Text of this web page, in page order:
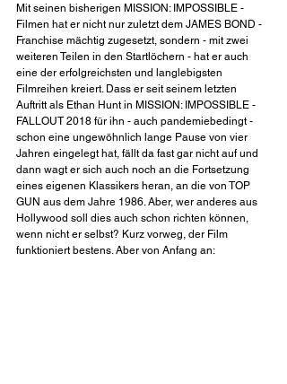
Mit seinen bisherigen MISSION: IMPOSSIBLE -
Filmen hat er nicht nur zuletzt dem JAMES BOND -
Franchise mächtig zugesetzt, sondern - mit zwei
weiteren Teilen in den Startlöchern - hat er auch
eine der erfolgreichsten und langlebigsten
Filmreihen kreiert. Dass er seit seinem letzten
Auftritt als Ethan Hunt in MISSION: IMPOSSIBLE -
FALLOUT 2018 für ihn - auch pandemiebedingt -
schon eine ungewöhnlich lange Pause von vier
Jahren eingelegt hat, fällt da fast gar nicht auf und
dann wagt er sich auch noch an die Fortsetzung
eines eigenen Klassikers heran, an die von TOP
GUN aus dem Jahre 1986. Aber, wer anderes aus
Hollywood soll dies auch schon richten können,
wenn nicht er selbst? Kurz vorweg, der Film
funktioniert bestens. Aber von Anfang an: